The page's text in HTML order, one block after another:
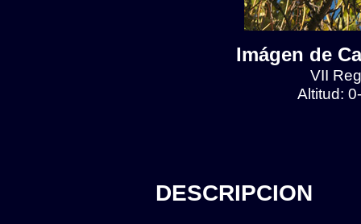
Imágen de
VII
Altitud:
DESCRIPCION